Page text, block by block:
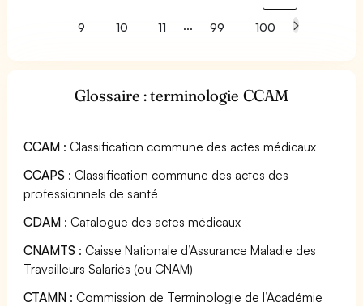
9 10 11 ... 99 100
Glossaire : terminologie CCAM
CCAM : Classification commune des actes médicaux
CCAPS : Classification commune des actes des
professionnels de santé
CDAM : Catalogue des actes médicaux
CNAMTS : Caisse Nationale d’Assurance Maladie des
Travailleurs Salariés (ou CNAM)
CTAMN : Commission de Terminologie de l’Académie